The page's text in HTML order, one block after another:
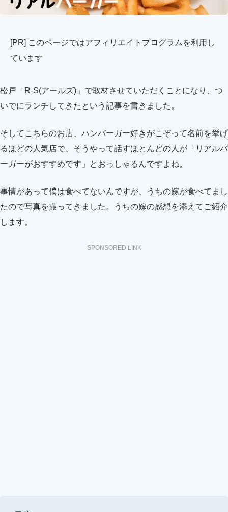
[PR] このページではアフィリエイトプログラムを利用し
ています
松戸「R-S(アールズ)」で取材させていただくことになり、つ
いでにランチしてきたという記事を書きました。
そしてこちらのお店、ハンバーガー好きがこぞって名前を挙げ
るほどの人気店で、そうやって話すほとんどの人が「リアルバ
ーガーがおすすめです」とおっしゃるんですよね。
事情があって僕は食べてないんですが、うちの嫁が食べてまし
たので写真を撮ってきました。うちの嫁の感想を添えてご紹介
します。
SPONSORED LINK